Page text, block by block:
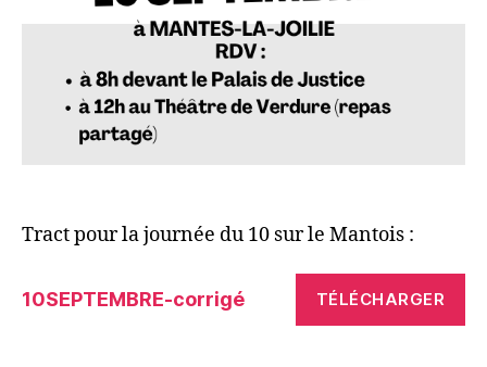
Tract pour la journée du 10 sur le Mantois :
10SEPTEMBRE-corrigé TÉLÉCHARGER